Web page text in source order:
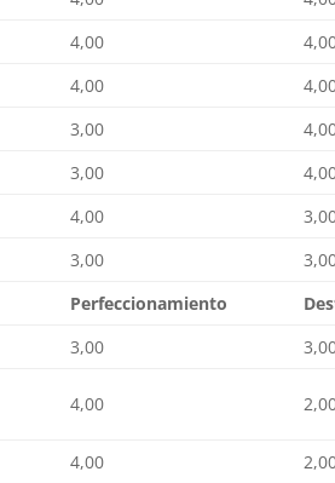
4,00
4,00
3,00
3,00
4,00
3,00
Perfeccionamiento
3,00
4,00
4,00